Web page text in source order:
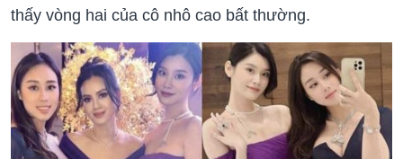
thấy vòng hai của cô nhô cao bất thường.